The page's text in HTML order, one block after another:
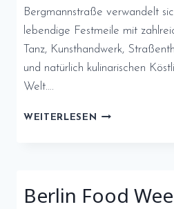
Bergmannstraße verwandelt
lebendige Festmeile mit
Tanz, Kunsthandwerk,
und natürlich kulinarischen
Welt….
WEITERLESEN
Berlin Food